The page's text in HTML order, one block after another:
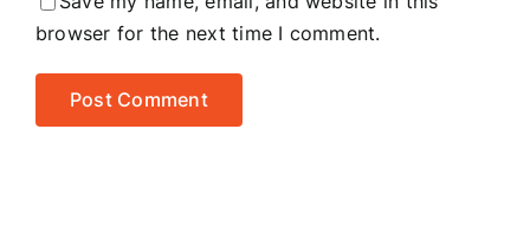
browser for the next time I comment.